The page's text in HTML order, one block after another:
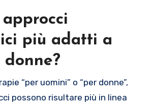
più adatti a
“per uomini” o “per donne”,
possono risultare più in linea